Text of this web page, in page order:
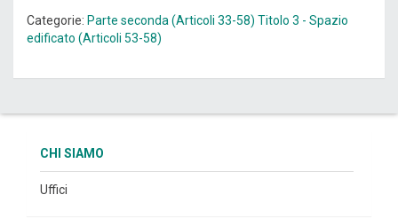
Categorie: Parte seconda (Articoli 33-58) Titolo 3 - Spazio
edificato (Articoli 53-58)
CHI SIAMO
Uffici